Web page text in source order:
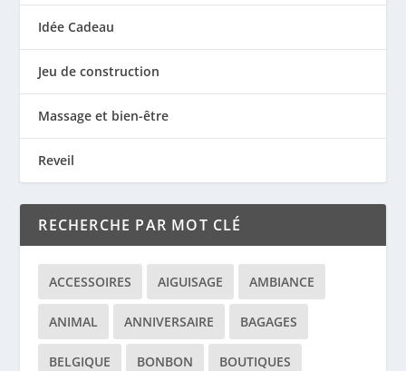
Idée Cadeau
Jeu de construction
Massage et bien-être
Reveil
RECHERCHE PAR MOT CLÉ
ACCESSOIRES AIGUISAGE AMBIANCE
ANIMAL ANNIVERSAIRE BAGAGES
BELGIQUE BONBON BOUTIQUES